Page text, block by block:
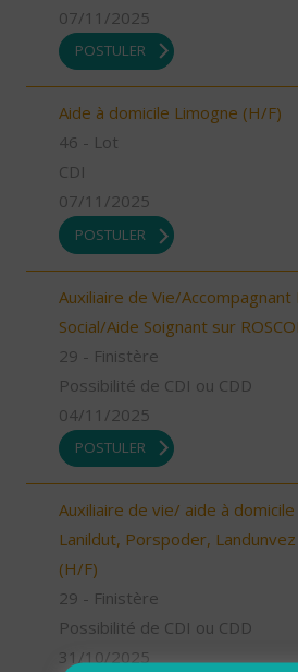
07/11/2025
POSTULER
Aide à domicile Limogne (H/F)
46 - Lot
CDI
07/11/2025
POSTULER
Auxiliaire de Vie/
Social/Aide Soignant sur
29 - Finistère
Possibilité de CDI ou CDD
04/11/2025
POSTULER
Auxiliaire de vie/ aide à
Lanildut, Porspoder,
(H/F)
29 - Finistère
Possibilité de CDI ou CDD
31/10/2025